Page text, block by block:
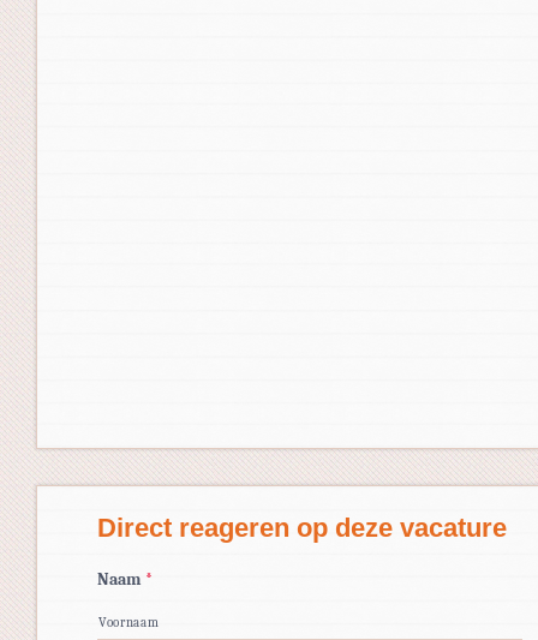
Direct reageren op deze vacature
Naam *
Voornaam